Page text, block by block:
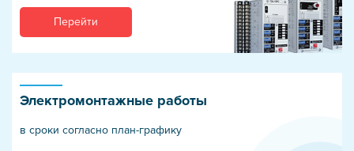
Перейти
Электромонтажные работы
в сроки согласно план-графику